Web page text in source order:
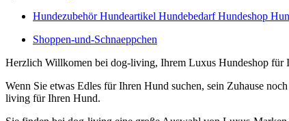
Hundezubehör Hundeartikel Hundebedarf Hundeshop
Shoppen-und-Schnaeppchen
Herzlich Willkomen bei dog-living, Ihrem Luxus Hundeshop für
Wenn Sie etwas Edles für Ihren Hund suchen, sein Zuhause
living für Ihren Hund.